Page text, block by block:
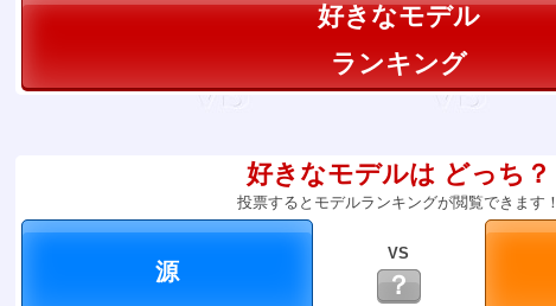
好きなモデル
ランキング
好きなモデルは どっち？
投票するとモデルランキングが閲覧できます！
VS
？